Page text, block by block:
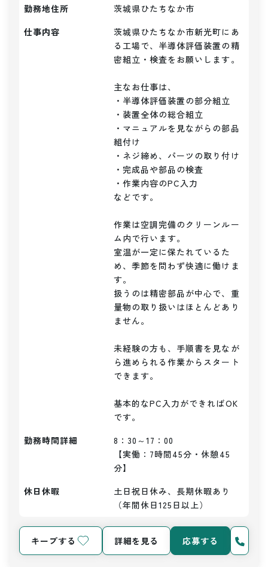
勤務地住所
茨城県ひたちなか市
仕事内容
茨城県ひたちなか市新光町にあ
る工場で、半導体評価装置の精
密組立・検査をお願いします。
主なお仕事は、
・半導体評価装置の部分組立
・装置全体の総合組立
・マニュアルを見ながらの部品
組付け
・ネジ締め、パーツの取り付け
・完成品や部品の検査
・作業内容のPC入力
などです。
作業は空調完備のクリーンルー
ム内で行います。
室温が一定に保たれているた
め、季節を問わず快適に働けま
す。
扱うのは精密部品が中心で、重
量物の取り扱いはほとんどあり
ません。
未経験の方も、手順書を見なが
ら進められる作業からスタート
できます。
基本的なPC入力ができればOK
勤務時間詳細
8：30～17：00
【実働：7時間45分・休憩45
分】
休日休暇
土日祝日休み、長期休暇あり
（年間休日125日以上）
キープする 詳細を見る 応募する